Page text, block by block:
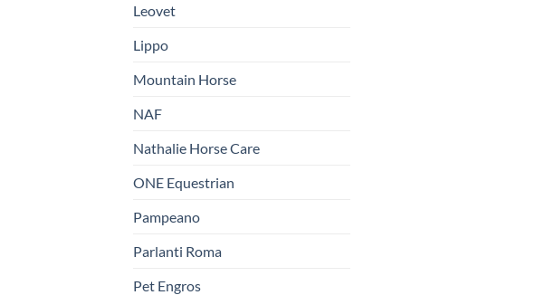
Leovet
Lippo
Mountain Horse
NAF
Nathalie Horse Care
ONE Equestrian
Pampeano
Parlanti Roma
Pet Engros